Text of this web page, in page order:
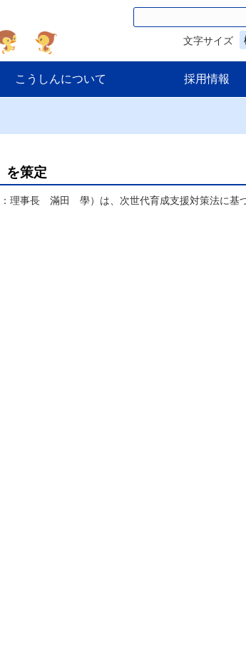
文字サイズ
こうしんについて 採用情報
を策定
理事長 滿田 學）は、次世代育成支援対策法に基